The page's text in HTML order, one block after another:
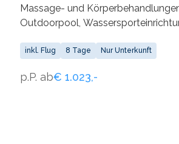
Massage- und
Outdoorpool,
inkl. Flug 8 Tage Nur Unterkunft
p.P. ab€ 1.023,-